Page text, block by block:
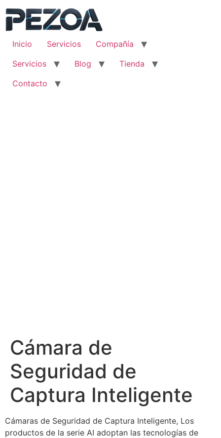
contenido
Inicio
Servicios
Compañía
Servicios
Blog
Tienda
Contacto
Cámara de
Seguridad de
Captura Inteligente
Cámaras de Seguridad de Captura Inteligente, Los
productos de la serie AI adoptan las tecnologías de